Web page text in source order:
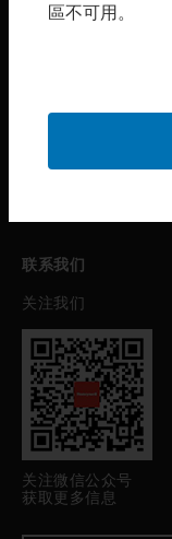
toggle view
联系我们
toggle view
关注我们
关注微信公众号
获取更多信息
區不可用。